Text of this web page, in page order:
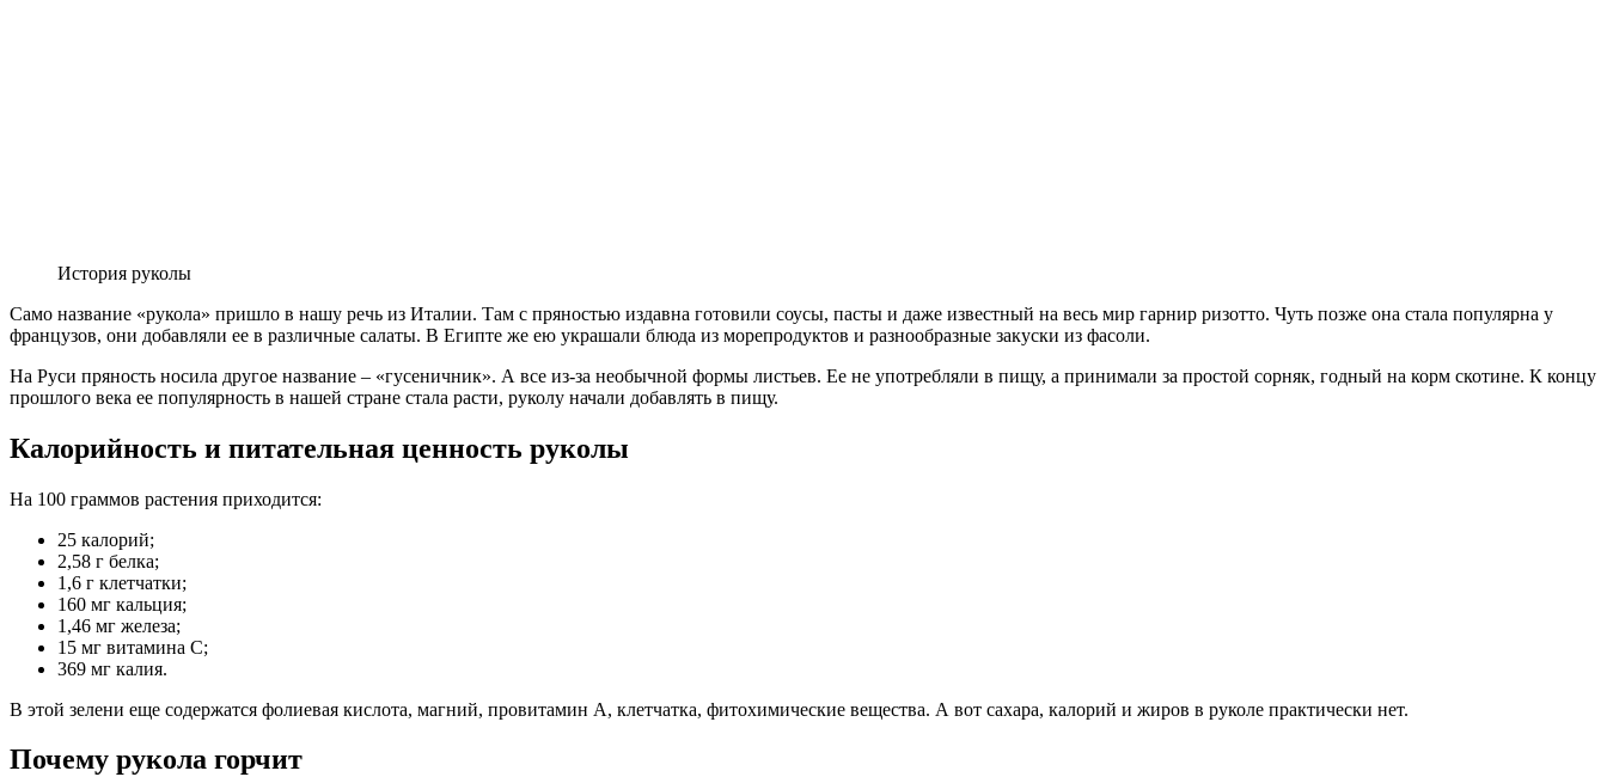
История руколы
Само название «рукола» пришло в нашу речь из Италии. Там с пряностью издавна готовили соусы, пасты и даже известный на весь мир гарнир ризотто. Чуть позже она стала популярна у
французов, они добавляли ее в различные салаты. В Египте же ею украшали блюда из морепродуктов и разнообразные закуски из фасоли.
На Руси пряность носила другое название – «гусеничник». А все из-за необычной формы листьев. Ее не употребляли в пищу, а принимали за простой сорняк, годный на корм скотине. К концу
прошлого века ее популярность в нашей стране стала расти, руколу начали добавлять в пищу.
Калорийность и питательная ценность руколы
На 100 граммов растения приходится:
25 калорий;
2,58 г белка;
1,6 г клетчатки;
160 мг кальция;
1,46 мг железа;
15 мг витамина С;
369 мг калия.
В этой зелени еще содержатся фолиевая кислота, магний, провитамин А, клетчатка, фитохимические вещества. А вот сахара, калорий и жиров в руколе практически нет.
Почему рукола горчит